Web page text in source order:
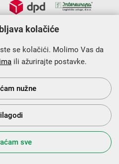
instrumenta sufinanciranog iz
razvoj u sklopu Operativnog
i kohezija”.
s Vama od 2014. godine!
kolačiće
se kolačići. Molimo Vas da
ili ažurirajte postavke.
nužne
sve